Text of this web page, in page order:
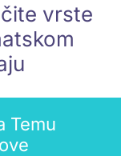
vrste
Temu